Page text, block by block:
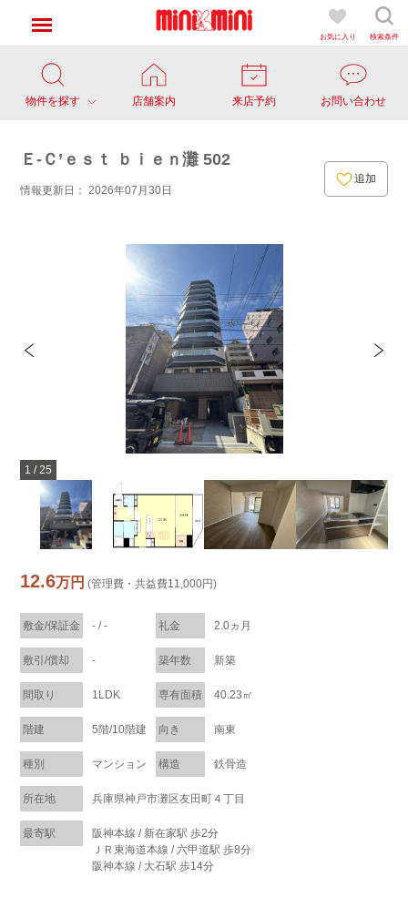
お気に入り 検索条件
物件を探す 店舗案内 来店予約 お問い合わせ
Ｅ-Ｃ’ｅｓｔ ｂｉｅｎ灘 502
情報更新日： 2026年07月30日
追加
1 /25
12.6万円 (管理費・共益費11,000円)
敷金/保証金 - / - 礼金 2.0ヵ月
敷引/償却 - 築年数 新築
間取り 1LDK 専有面積 40.23㎡
階建 5階/10階建 向き 南東
種別 マンション 構造 鉄骨造
所在地 兵庫県神戸市灘区友田町４丁目
最寄駅
阪神本線 / 新在家駅 歩2分
ＪＲ東海道本線 / 六甲道駅 歩8分
阪神本線 / 大石駅 歩14分